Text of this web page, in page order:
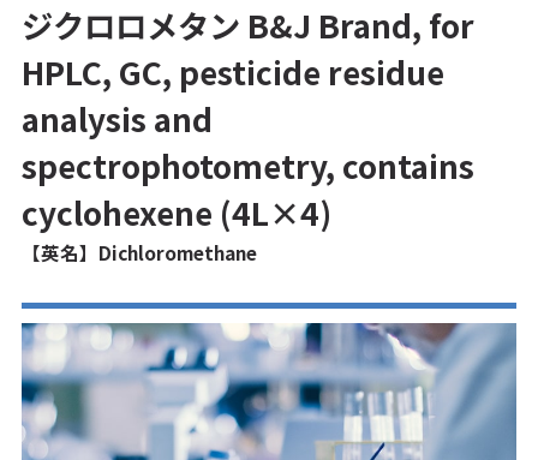
ジクロロメタン B&J Brand, for
HPLC, GC, pesticide residue
analysis and
spectrophotometry, contains
cyclohexene (4L×4)
【英名】Dichloromethane